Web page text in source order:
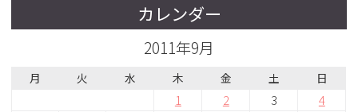
カレンダー
2011年9月
月 火 水 木 金 土 日
1 2 3
4